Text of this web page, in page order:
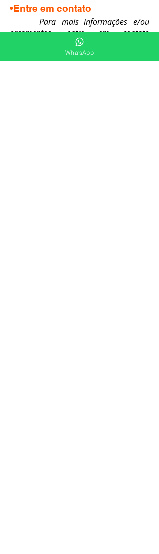
•Entre em contato
Para mais informações e/ou
orçamentos, entre em contato
conosco, temos a melhor solução para
você e sua empresa em instalações de
WhatsApp